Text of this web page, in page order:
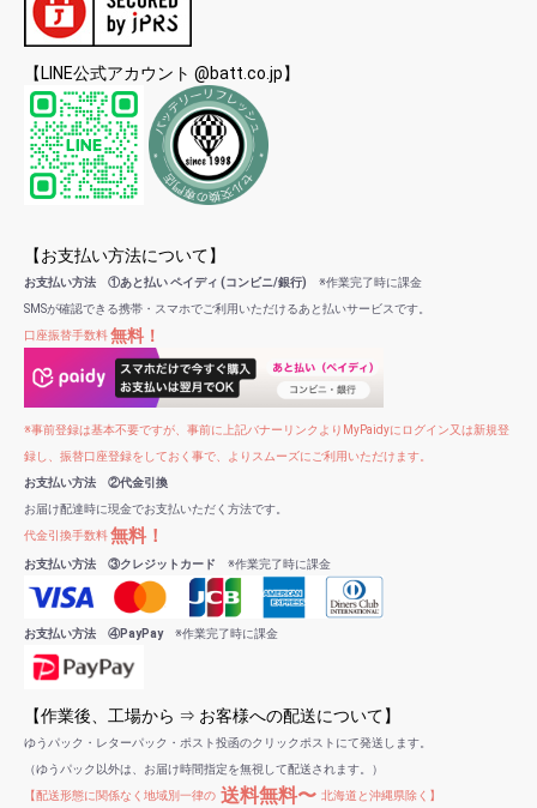
【LINE公式アカウント @batt.co.jp】
【お支払い方法について】
お支払い方法 ①あと払い ペイディ (コンビニ/銀行) ※作業完了時に課金
SMSが確認できる携帯・スマホでご利用いただけるあと払いサービスです。
口座振替手数料無料！
※事前登録は基本不要ですが、事前に上記バナーリンクよりMyPaidyにログイン又は新規登
録し、振替口座登録をしておく事で、よりスムーズにご利用いただけます。
お支払い方法 ②代金引換
お届け配達時に現金でお支払いただく方法です。
代金引換手数料無料！
お支払い方法 ③クレジットカード ※作業完了時に課金
お支払い方法 ④PayPay※作業完了時に課金
【作業後、工場から ⇒ お客様への配送について】
ゆうパック・レターパック・ポスト投函のクリックポストにて発送します。
（ゆうパック以外は、お届け時間指定を無視して配送されます。）
【配送形態に関係なく地域別一律の 送料無料〜 北海道と沖縄県除く】